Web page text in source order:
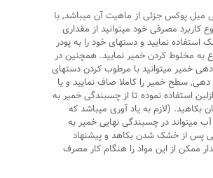
میل پوکس جزئی از ماهیت آن میباشد, با
کاربرد مصرفی خود میتوانید از مقداری
استفاده نمایید و دستهای خود را به پودر
به مخلوط کردن خمیر نمایید. همچنین در
خمیر میتوانید با مرطوب کردن دستهای
دهی, سطح خمیر را کاملا صاف نمایید و یا
استفاده نموده تا از چسبندگی خمیر به
بکاهید. (لازم به یاد آوری میباشد که
میتواند در چسبندگی نهایی خمیر به
پس از خشک شدن بکاهد و پیشنهاد
ممکن از این مواد را هنگام کار مصرف